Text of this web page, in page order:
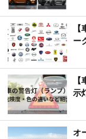
ー
示
オ